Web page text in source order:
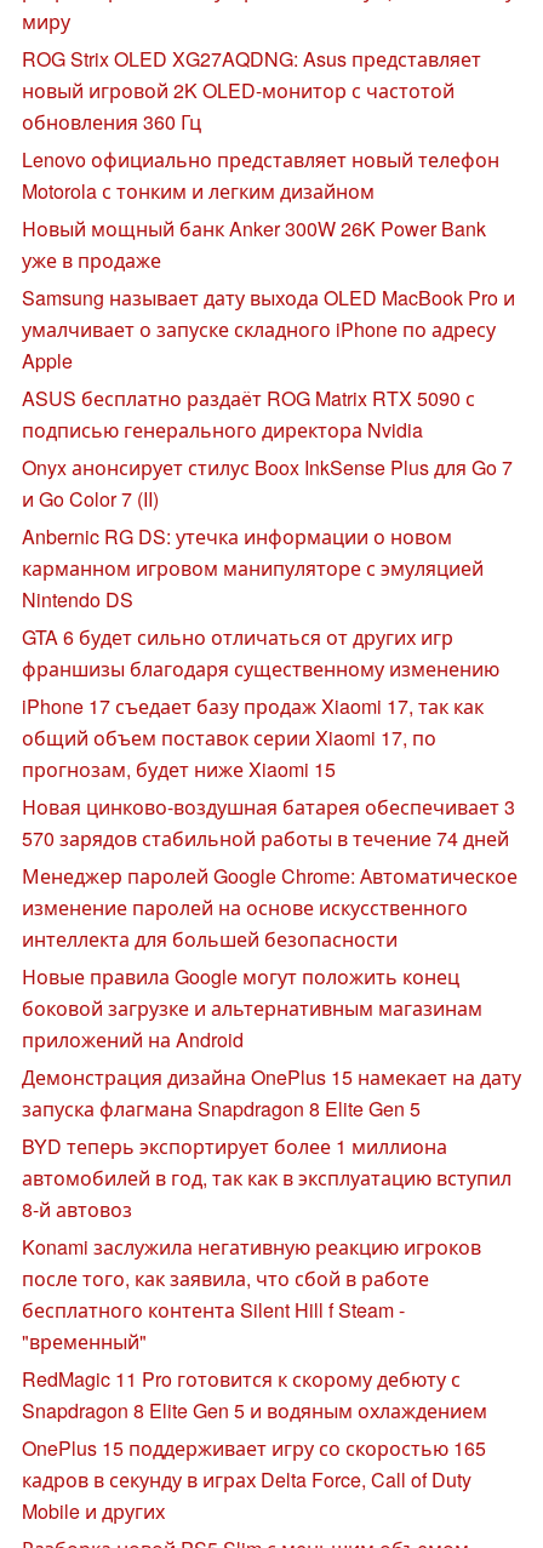
миру
ROG Strix OLED XG27AQDNG: Asus представляет
новый игровой 2K OLED-монитор с частотой
обновления 360 Гц
Lenovo официально представляет новый телефон
Motorola с тонким и легким дизайном
Новый мощный банк Anker 300W 26K Power Bank
уже в продаже
Samsung называет дату выхода OLED MacBook Pro и
умалчивает о запуске складного iPhone по адресу
Apple
ASUS бесплатно раздаёт ROG Matrix RTX 5090 с
подписью генерального директора Nvidia
Onyx анонсирует стилус Boox InkSense Plus для Go 7
и Go Color 7 (II)
Anbernic RG DS: утечка информации о новом
карманном игровом манипуляторе с эмуляцией
Nintendo DS
GTA 6 будет сильно отличаться от других игр
франшизы благодаря существенному изменению
iPhone 17 съедает базу продаж Xiaomi 17, так как
общий объем поставок серии Xiaomi 17, по
прогнозам, будет ниже Xiaomi 15
Новая цинково-воздушная батарея обеспечивает 3
570 зарядов стабильной работы в течение 74 дней
Менеджер паролей Google Chrome: Автоматическое
изменение паролей на основе искусственного
интеллекта для большей безопасности
Новые правила Google могут положить конец
боковой загрузке и альтернативным магазинам
приложений на Android
Демонстрация дизайна OnePlus 15 намекает на дату
запуска флагмана Snapdragon 8 Elite Gen 5
BYD теперь экспортирует более 1 миллиона
автомобилей в год, так как в эксплуатацию вступил
8-й автовоз
Konami заслужила негативную реакцию игроков
после того, как заявила, что сбой в работе
бесплатного контента Silent Hill f Steam -
"временный"
RedMagic 11 Pro готовится к скорому дебюту с
Snapdragon 8 Elite Gen 5 и водяным охлаждением
OnePlus 15 поддерживает игру со скоростью 165
кадров в секунду в играх Delta Force, Call of Duty
Mobile и других